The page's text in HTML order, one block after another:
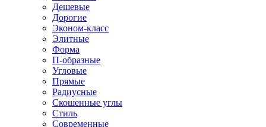
Дешевые
Дорогие
Эконом-класс
Элитные
Форма
П-образные
Угловые
Прямые
Радиусные
Скошенные углы
Стиль
Современные